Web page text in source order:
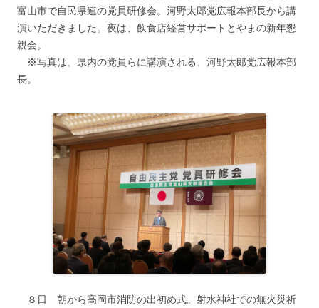
富山市で自民県連の党員研修会。河野太郎党広報本部長から講
演いただきました。夜は、飲食店経営サポートとやまの新年懇
親会。
※写真は、県内の党員らに講演される、河野太郎党広報本部
長。
８日 朝から高岡市消防の出初め式。射水神社での無火災祈